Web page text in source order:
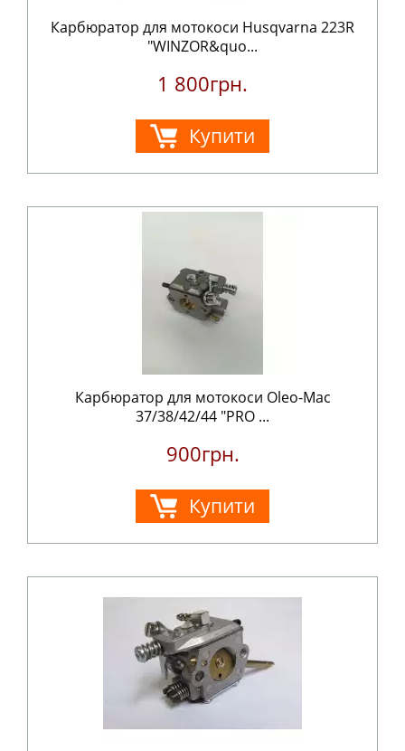
Карбюратор для мотокоси Husqvarna 223R
"WINZOR&quo...
1 800грн.
Купити
Карбюратор для мотокоси Oleo-Mac
37/38/42/44 "PRO ...
900грн.
Купити